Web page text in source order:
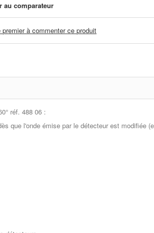
au comparateur
à commenter ce produit
réf. 488 06 :
que l'onde émise par le détecteur est modifiée